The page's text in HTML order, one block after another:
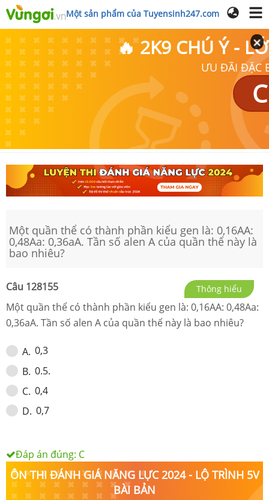
Một sản phẩm của Tuyensinh247.com
🔥 2K9 CHÚ Ý -
ƯU ĐÃI ĐẶC
Một quần thể có thành phần kiểu gen là: 0,16AA:
0,48Aa: 0,36aA. Tần số alen A của quần thể này là
bao nhiêu?
Câu 128155 Thông hiểu
Một quần thể có thành phần kiểu gen là: 0,16AA: 0,48Aa:
0,36aA. Tần số alen A của quần thể này là bao nhiêu?
A. 0,3
B. 0.5.
C. 0,4
D. 0,7
Đáp án đúng: C
ÔN THI ĐÁNH GIÁ NĂNG LỰC 2024 - LỘ TRÌNH 5V
BÀI BẢN